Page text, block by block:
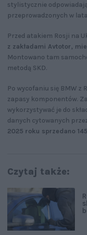
stylistycznie
przeprowadzonych w
Przed atakiem Rosji na
z zakładami Avtotor,
Montowano tam
metodą SKD.
Po wycofaniu się BMW z
zapasy komponentów.
wykorzystywać je do
danych cytowanych
2025 roku sprzedano
Czytaj także: